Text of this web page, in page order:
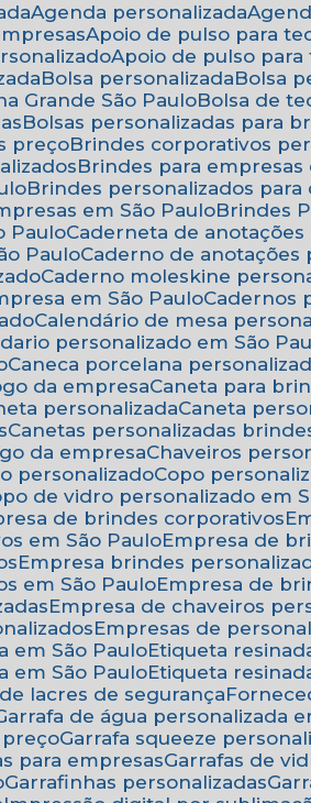
Agenda personalizada
Apoio de pulso para
Apoio de pulso
Bolsa personalizada Bolsa
Grande São Paulo
Bolsa de
Bolsas personalizadas para
preço
Brindes corporativos
Brindes para
Brindes personalizados
em São Paulo
Brindes
Paulo
Caderneta de
Paulo
Caderno de
Caderno moleskine
em São Paulo
Calendário de mesa
personalizado em São
Caneca porcelana
da empresa
Caneta para
personalizada Caneta
Canetas personalizadas
da empresa
Chaveiros
personalizado Copo
de vidro personalizado em
de brindes corporativos
em São Paulo
Empresa de
Empresa brindes
em São Paulo
Empresa de
Empresa de chaveiros
Empresas de
em São Paulo Etiqueta
em São Paulo Etiqueta
de lacres de segurança
Garrafa de água personalizada
preço
Garrafa squeeze
para empresas
Garrafas de
Garrafinhas personalizadas